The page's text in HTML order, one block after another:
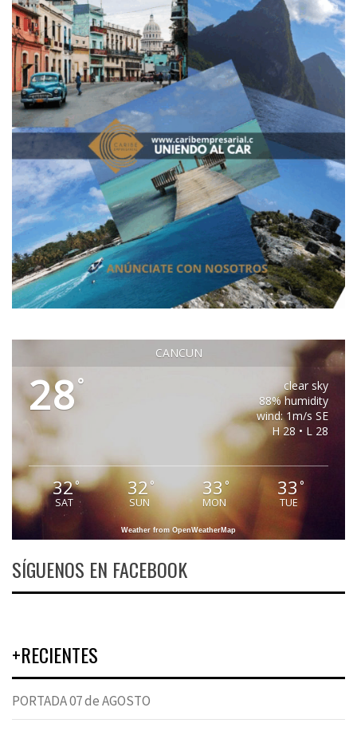
CANCUN
28°
clear sky
88% humidity
wind: 1m/s SE
H 28 • L 28
32°
SAT
32°
SUN
33 °
MON
33 °
TUE
Weather from OpenWeatherMap
SÍGUENOS EN FACEBOOK
+RECIENTES
PORTADA 07 de AGOSTO